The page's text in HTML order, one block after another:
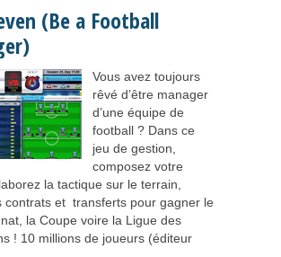
(Be a Football
Vous avez toujours
rêvé d’être manager
d’une équipe de
football ? Dans ce
jeu de gestion,
composez votre
la tactique sur le terrain,
contrats et transferts pour gagner le
la Coupe voire la Ligue des
! 10 millions de joueurs (éditeur